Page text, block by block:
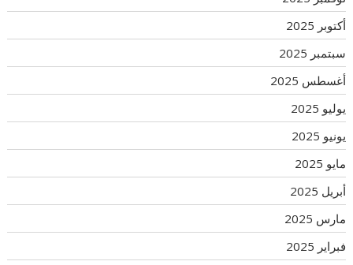
أكتوبر 2025
سبتمبر 2025
أغسطس 2025
يوليو 2025
يونيو 2025
مايو 2025
أبريل 2025
مارس 2025
فبراير 2025